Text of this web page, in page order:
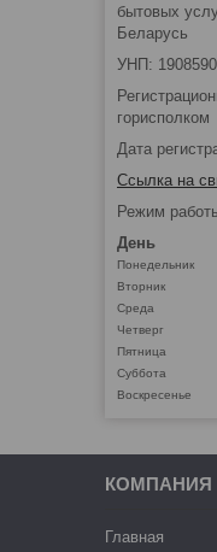
бытовых
Беларусь
УНП:
горисполком
Дата
Ссылка на
Режим
День
Понедельник
Вторник
Среда
Четверг
Пятница
Суббота
Воскресенье
КОМПАНИЯ
Главная